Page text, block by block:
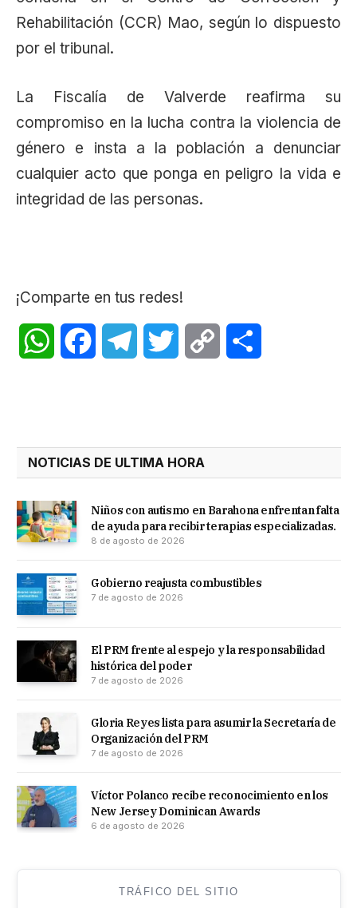
Rehabilitación (CCR) Mao, según lo dispuesto
por el tribunal.
La Fiscalía de Valverde reafirma su
compromiso en la lucha contra la violencia de
género e insta a la población a denunciar
cualquier acto que ponga en peligro la vida e
integridad de las personas.
¡Comparte en tus redes!
WhatsAppFacebookTelegramTwitter Copy
NOTICIAS DE ULTIMA HORA
Niños con autismo en Barahona enfrentan falta
de ayuda para recibir terapias especializadas.
8 de agosto de 2026
Gobierno reajusta combustibles
7 de agosto de 2026
El PRM frente al espejo y la responsabilidad
histórica del poder
7 de agosto de 2026
Gloria Reyes lista para asumir la Secretaría de
Organización del PRM
7 de agosto de 2026
Víctor Polanco recibe reconocimiento en los
New Jersey Dominican Awards
6 de agosto de 2026
TRÁFICO DEL SITIO